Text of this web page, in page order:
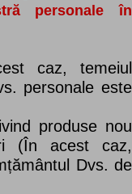
personale în
caz, temeiul
personale este
produse nou
(În acest caz,
Dvs. de